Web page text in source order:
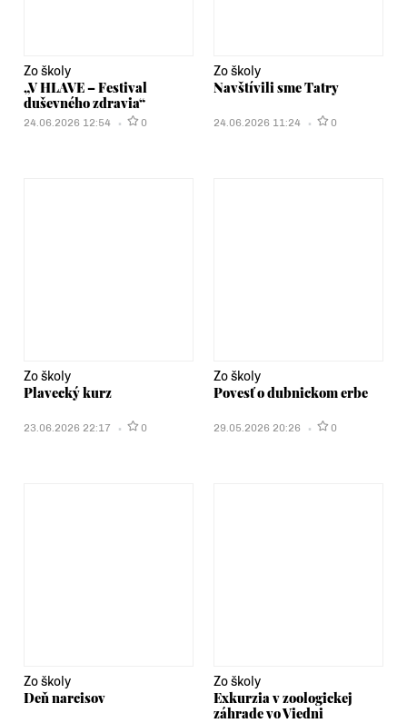
Zo školy
„V HLAVE – Festival
duševného zdravia“
24.06.2026 12:54 0
Zo školy
Navštívili sme Tatry
24.06.2026 11:24 0
Zo školy
Plavecký kurz
23.06.2026 22:17 0
Zo školy
Povesť o dubnickom erbe
29.05.2026 20:26 0
Zo školy
Deň narcisov
Zo školy
Exkurzia v zoologickej
záhrade vo Viedni